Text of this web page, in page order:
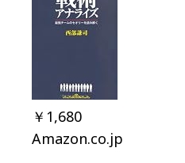
￥1,680
Amazon.co.jp